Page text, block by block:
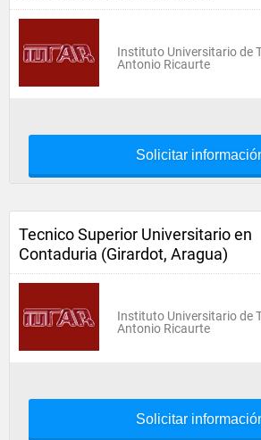
Instituto Universitario de
Antonio Ricaurte
Solicitar
Tecnico Superior Universitario en
Contaduria (Girardot, Aragua)
Instituto Universitario de
Antonio Ricaurte
Solicitar